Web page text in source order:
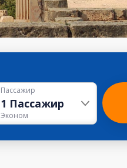
Пассажир
1 Пассажир
Эконом